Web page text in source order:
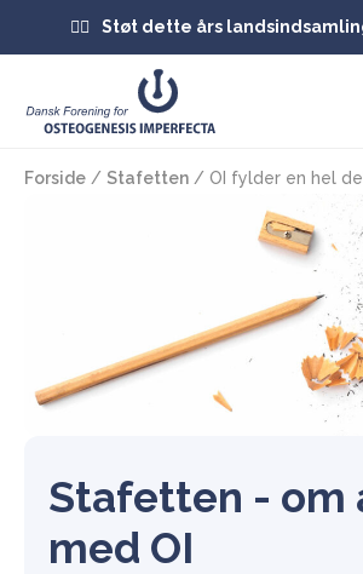
Støt dette års
Forside / Stafetten / OI fylder en hel
Stafetten - om
med OI